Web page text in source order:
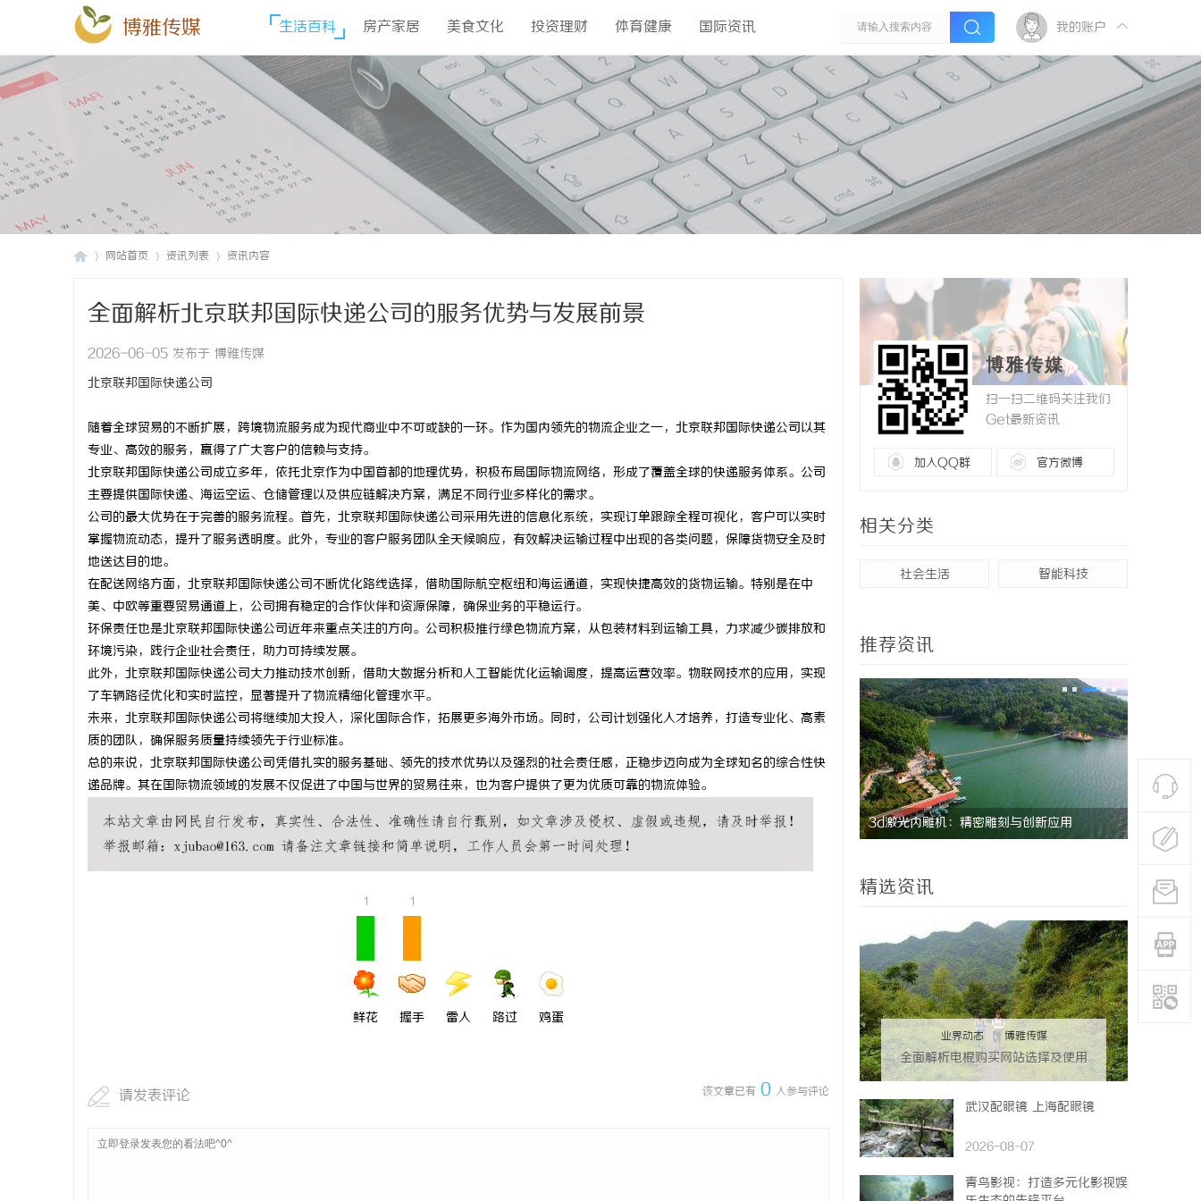
博雅传媒 生活百科 房产家居 美食文化 投资理财 体育健康 国际资讯 我的账户
网站首页 资讯列表 资讯内容
全面解析北京联邦国际快递公司的服务优势与发展前景
2026-06-05 发布于 博雅传媒
北京联邦国际快递公司
随着全球贸易的不断扩展，跨境物流服务成为现代商业中不可或缺的一环。作为国内领先的物流企业之一，北京联邦国际快递公司以其
专业、高效的服务，赢得了广大客户的信赖与支持。
北京联邦国际快递公司成立多年，依托北京作为中国首都的地理优势，积极布局国际物流网络，形成了覆盖全球的快递服务体系。公司
主要提供国际快递、海运空运、仓储管理以及供应链解决方案，满足不同行业多样化的需求。
公司的最大优势在于完善的服务流程。首先，北京联邦国际快递公司采用先进的信息化系统，实现订单跟踪全程可视化，客户可以实时
掌握物流动态，提升了服务透明度。此外，专业的客户服务团队全天候响应，有效解决运输过程中出现的各类问题，保障货物安全及时
地送达目的地。
在配送网络方面，北京联邦国际快递公司不断优化路线选择，借助国际航空枢纽和海运通道，实现快捷高效的货物运输。特别是在中
美、中欧等重要贸易通道上，公司拥有稳定的合作伙伴和资源保障，确保业务的平稳运行。
环保责任也是北京联邦国际快递公司近年来重点关注的方向。公司积极推行绿色物流方案，从包装材料到运输工具，力求减少碳排放和
环境污染，践行企业社会责任，助力可持续发展。
此外，北京联邦国际快递公司大力推动技术创新，借助大数据分析和人工智能优化运输调度，提高运营效率。物联网技术的应用，实现
了车辆路径优化和实时监控，显著提升了物流精细化管理水平。
未来，北京联邦国际快递公司将继续加大投入，深化国际合作，拓展更多海外市场。同时，公司计划强化人才培养，打造专业化、高素
质的团队，确保服务质量持续领先于行业标准。
总的来说，北京联邦国际快递公司凭借扎实的服务基础、领先的技术优势以及强烈的社会责任感，正稳步迈向成为全球知名的综合性快
递品牌。其在国际物流领域的发展不仅促进了中国与世界的贸易往来，也为客户提供了更为优质可靠的物流体验。
1
鲜花
1
握手 雷人 路过 鸡蛋
该文章已有 0 人参与评论
请发表评论
博雅传媒
扫一扫二维码关注我们
Get最新资讯
加入QQ群 官方微博
相关分类
社会生活 智能科技
推荐资讯
贝净 AC 国际医疗实验室，标准化研发体系
全解析
LAVIDA乐樱国际医疗中心 3d激光内雕机：精密雕刻与创新应用 革新驱动
的风向标
精选资讯
业界动态 | 博雅传媒
全面解析电棍购买网站选择及使用
指南，保障安全与合法性
武汉配眼镜 上海配眼镜
2026-08-07
青鸟影视：打造多元化影视娱